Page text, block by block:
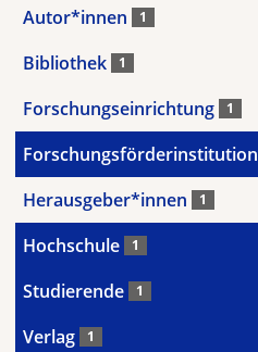
Autor*innen 1
Bibliothek 1
Forschungseinrichtung 1
Forschungsförderinstitution
Herausgeber*innen 1
Hochschule 1
Studierende 1
Verlag 1